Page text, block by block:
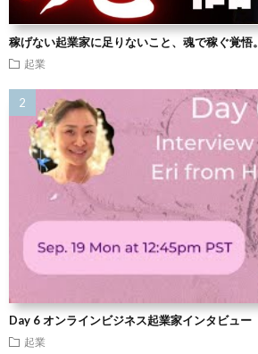
稼げない起業家に足りないこと、魂で稼ぐ覚悟。
起業
Day 6 オンラインビジネス起業家インタビュー
起業